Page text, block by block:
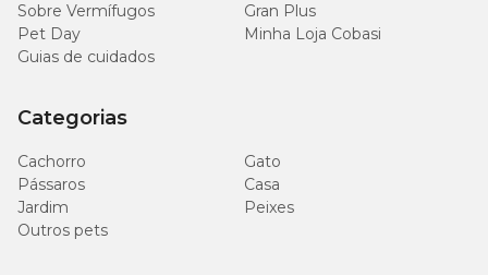
Sobre Vermífugos
Gran Plus
Pet Day
Minha Loja Cobasi
Guias de cuidados
Categorias
Cachorro
Gato
Pássaros
Casa
Jardim
Peixes
Outros pets